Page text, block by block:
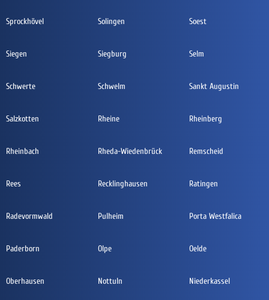
Sprockhövel Solingen Soest
Siegen Siegburg Selm
Schwerte Schwelm Sankt Augustin
Salzkotten Rheine Rheinberg
Rheinbach Rheda-Wiedenbrück Remscheid
Rees Recklinghausen Ratingen
Radevormwald Pulheim Porta Westfalica
Paderborn Olpe Oelde
Oberhausen Nottuln Niederkassel